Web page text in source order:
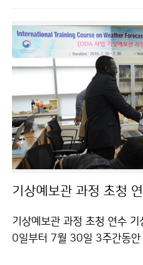
‘땅울림’ 단원들은 7월 1일
지진 관련 전문가 및 기관 취
과 및 대응요령 정보 콘텐츠
등의 임무를 수행하고 재난
에 앞장서게 됩니다.
기상예보관 과정 초청
기상예보관 과정 초청 연수
0일부터 7월 30일 3주간동